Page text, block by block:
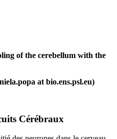
of the cerebellum with the
at bio.ens.psl.eu)
Cérébraux